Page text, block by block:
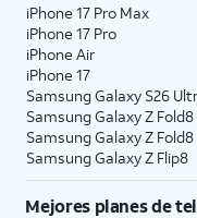
iPhone 17 Pro Max
iPhone 17 Pro
iPhone Air
iPhone 17
Samsung Galaxy S26
Samsung Galaxy Z
Samsung Galaxy Z Fold8
Samsung Galaxy Z Flip8
Mejores planes de